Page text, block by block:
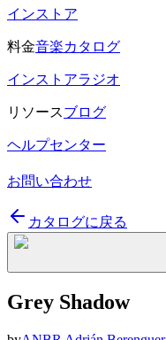
インストア
料金音楽カタログ
インストアラジオ
リソースブログ
ヘルプセンター
お問い合わせ
カタログに戻る
Grey Shadow